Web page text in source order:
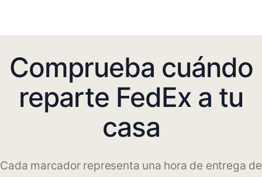
Comprueba cuándo
reparte FedEx a tu
casa
Cada marcador representa una hora de entrega de